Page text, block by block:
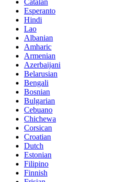
Esperanto
Hindi
Lao
Albanian
Amharic
Armenian
Azerbaijani
Belarusian
Bengali
Bosnian
Bulgarian
Cebuano
Chichewa
Corsican
Croatian
Dutch
Estonian
Filipino
Finnish